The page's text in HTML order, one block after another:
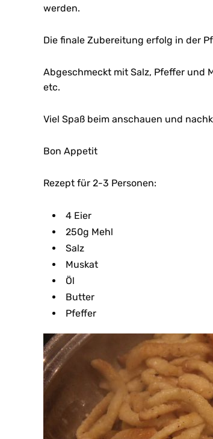
werden.
Die finale Zubereitung erfolg in der
Abgeschmeckt mit Salz, Pfeffer und
etc.
Viel Spaß beim anschauen und
Bon Appetit
Rezept für 2-3 Personen:
4 Eier
250g Mehl
Salz
Muskat
Öl
Butter
Pfeffer